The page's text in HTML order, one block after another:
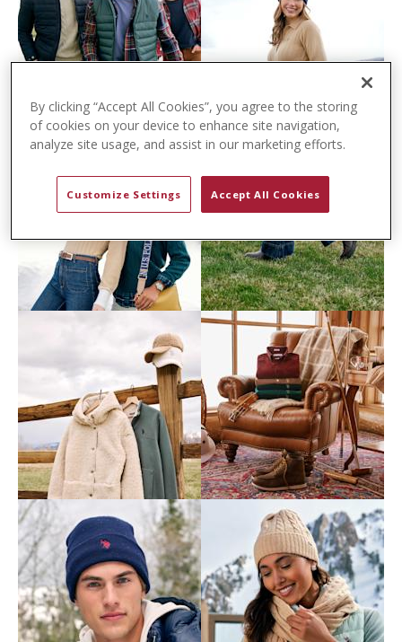
By clicking “Accept All Cookies”, you agree to the storing
of cookies on your device to enhance site navigation,
analyze site usage, and assist in our marketing efforts.
Customize Settings Accept All Cookies